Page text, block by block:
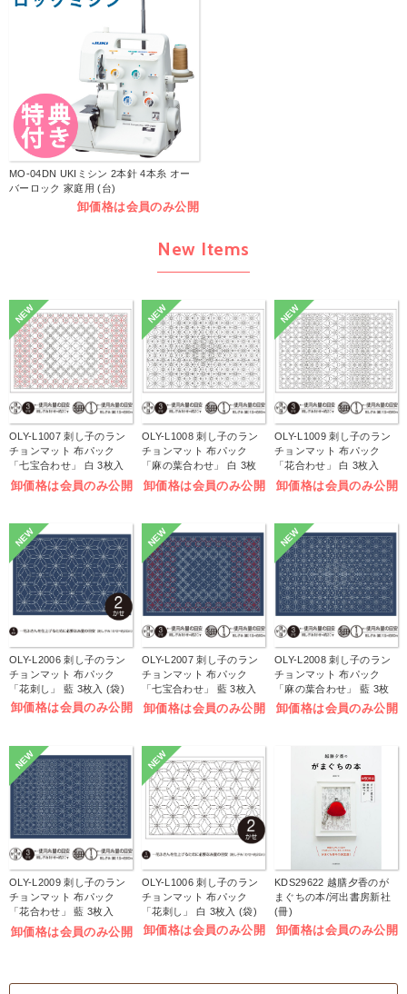
MO-04DN UKIミシン 2本針 4本糸 オー
バーロック 家庭用 (台)
卸価格は会員のみ公開
New Items
NEW
OLY-L1007 刺し子のラン
チョンマット 布パック
「七宝合わせ」 白 3枚入
(袋)
卸価格は会員のみ公開
NEW
OLY-L1008 刺し子のラン
チョンマット 布パック
「麻の葉合わせ」 白 3枚
入 (袋)
卸価格は会員のみ公開
NEW
OLY-L1009 刺し子のラン
チョンマット 布パック
「花合わせ」 白 3枚入
(袋)
卸価格は会員のみ公開
NEW
OLY-L2006 刺し子のラン
チョンマット 布パック
「花刺し」 藍 3枚入 (袋)
卸価格は会員のみ公開
NEW
OLY-L2007 刺し子のラン
チョンマット 布パック
「七宝合わせ」 藍 3枚入
(袋)
卸価格は会員のみ公開
NEW
OLY-L2008 刺し子のラン
チョンマット 布パック
「麻の葉合わせ」 藍 3枚
入 (袋)
卸価格は会員のみ公開
NEW
OLY-L2009 刺し子のラン
チョンマット 布パック
「花合わせ」 藍 3枚入
(袋)
卸価格は会員のみ公開
NEW
OLY-L1006 刺し子のラン
チョンマット 布パック
「花刺し」 白 3枚入 (袋)
卸価格は会員のみ公開
KDS29622 越膳夕香のが
まぐちの本/河出書房新社
(冊)
卸価格は会員のみ公開